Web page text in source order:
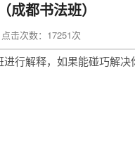
都书法班）
击次数：17251次
行解释，如果能碰巧解